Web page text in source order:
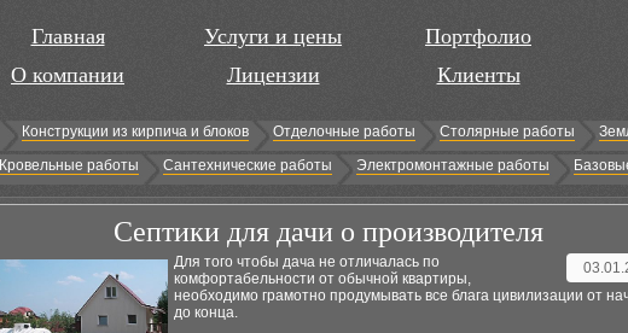
Главная
О компании
Услуги и цены
Лицензии
Портфолио
Клиенты
Конструкции из кирпича и блоков Отделочные работы Столярные работы
Кровельные работы Сантехнические работы Электромонтажные работы
Септики для дачи о производителя
Для того чтобы дача не отличалась по
комфортабельности от обычной квартиры,
необходимо грамотно продумывать все блага цивилизации от
до конца.